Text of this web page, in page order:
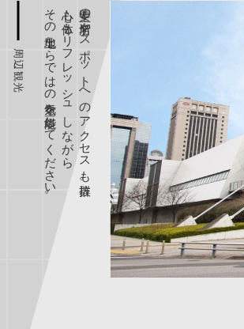
周辺観光 主要の名所やスポットへのアクセスも抜群。
心も体もリフレッシュしながら
その土地ならではの空気を堪能してください。